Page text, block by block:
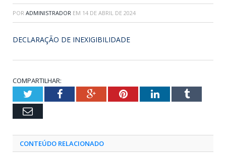
POR ADMINISTRADOR EM 14 DE ABRIL DE 2024
DECLARAÇÃO DE INEXIGIBILIDADE
COMPARTILHAR:
TwitterFacebookGoogle+PinterestLinkedInTumblr
Email
CONTEÚDO RELACIONADO